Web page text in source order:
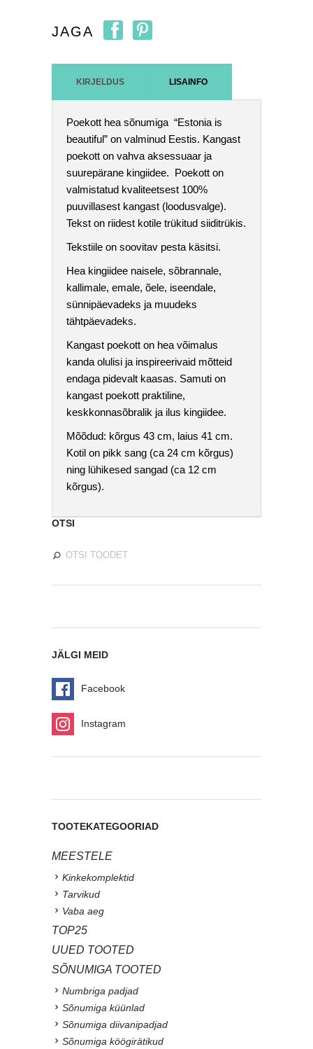
JAGA
KIRJELDUS LISAINFO
Poekott hea sõnumiga “Estonia is
beautiful” on valminud Eestis. Kangast
poekott on vahva aksessuaar ja
suurepärane kingiidee. Poekott on
valmistatud kvaliteetsest 100%
puuvillasest kangast (loodusvalge).
Tekst on riidest kotile trükitud siiditrükis.
Tekstiile on soovitav pesta käsitsi.
Hea kingiidee naisele, sõbrannale,
kallimale, emale, õele, iseendale,
sünnipäevadeks ja muudeks
tähtpäevadeks.
Kangast poekott on hea võimalus
kanda olulisi ja inspireerivaid mõtteid
endaga pidevalt kaasas. Samuti on
kangast poekott praktiline,
keskkonnasõbralik ja ilus kingiidee.
Mõõdud: kõrgus 43 cm, laius 41 cm.
Kotil on pikk sang (ca 24 cm kõrgus)
ning lühikesed sangad (ca 12 cm
kõrgus).
OTSI
JÄLGI MEID
Facebook
Instagram
TOOTEKATEGOORIAD
MEESTELE
Kinkekomplektid
Tarvikud
Vaba aeg
TOP25
UUED TOOTED
SÕNUMIGA TOOTED
Numbriga padjad
Sõnumiga küünlad
Sõnumiga diivanipadjad
Sõnumiga köögirätikud